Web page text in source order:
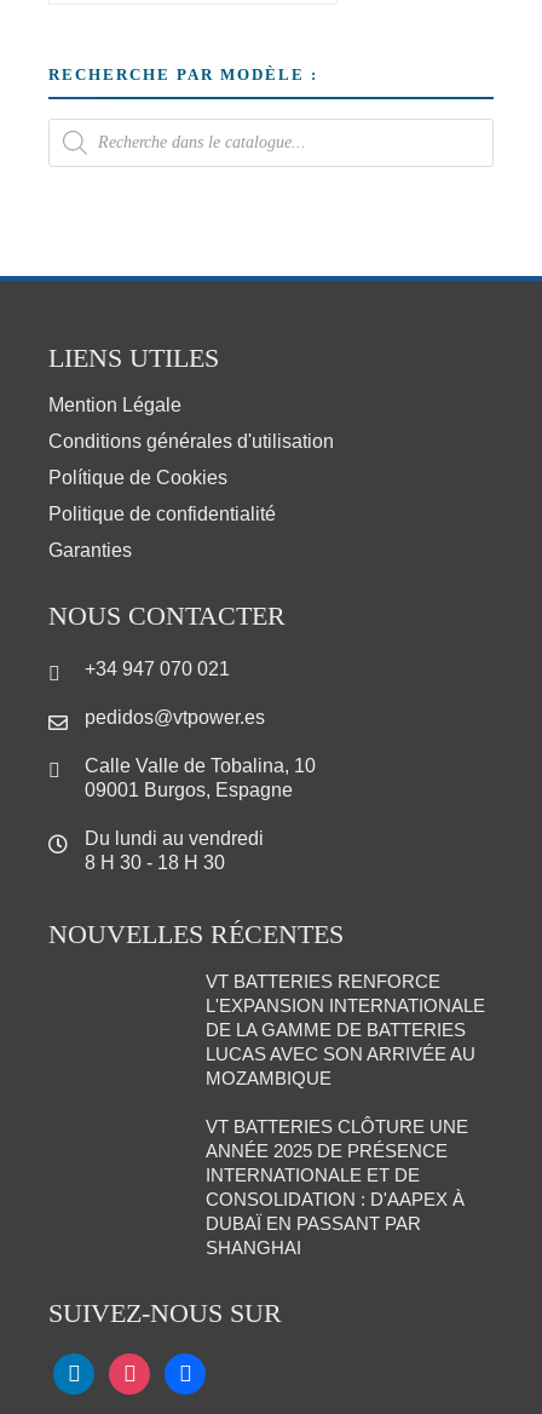
RECHERCHE PAR MODÈLE :
LIENS UTILES
Mention Légale
Conditions générales d'utilisation
Polítique de Cookies
Politique de confidentialité
Garanties
NOUS CONTACTER
+34 947 070 021
pedidos@vtpower.es
Calle Valle de Tobalina, 10
09001 Burgos, Espagne
Du lundi au vendredi
8 H 30 - 18 H 30
NOUVELLES RÉCENTES
VT BATTERIES RENFORCE
L'EXPANSION INTERNATIONALE
DE LA GAMME DE BATTERIES
LUCAS AVEC SON ARRIVÉE AU
MOZAMBIQUE
VT BATTERIES CLÔTURE UNE
ANNÉE 2025 DE PRÉSENCE
INTERNATIONALE ET DE
CONSOLIDATION : D'AAPEX À
DUBAÏ EN PASSANT PAR
SHANGHAI
SUIVEZ-NOUS SUR